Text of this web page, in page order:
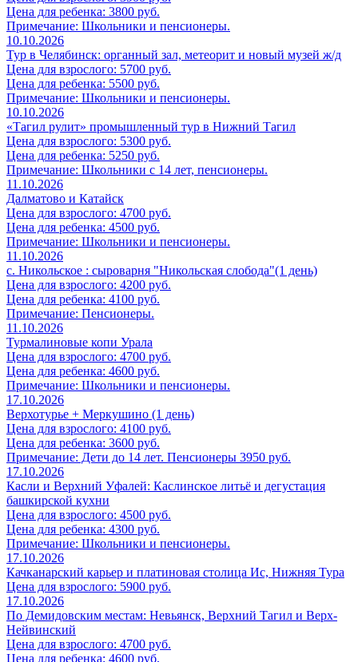
Цена для ребенка: 3800 руб.
Примечание: Школьники и пенсионеры.
10.10.2026
Тур в Челябинск: органный зал, метеорит и новый музей ж/д
Цена для взрослого: 5700 руб.
Цена для ребенка: 5500 руб.
Примечание: Школьники и пенсионеры.
10.10.2026
«Тагил рулит» промышленный тур в Нижний Тагил
Цена для взрослого: 5300 руб.
Цена для ребенка: 5250 руб.
Примечание: Школьники с 14 лет, пенсионеры.
11.10.2026
Далматово и Катайск
Цена для взрослого: 4700 руб.
Цена для ребенка: 4500 руб.
Примечание: Школьники и пенсионеры.
11.10.2026
с. Никольское : сыроварня "Никольская слобода"(1 день)
Цена для взрослого: 4200 руб.
Цена для ребенка: 4100 руб.
Примечание: Пенсионеры.
11.10.2026
Турмалиновые копи Урала
Цена для взрослого: 4700 руб.
Цена для ребенка: 4600 руб.
Примечание: Школьники и пенсионеры.
17.10.2026
Верхотурье + Меркушино (1 день)
Цена для взрослого: 4100 руб.
Цена для ребенка: 3600 руб.
Примечание: Дети до 14 лет. Пенсионеры 3950 руб.
17.10.2026
Касли и Верхний Уфалей: Каслинское литьё и дегустация
башкирской кухни
Цена для взрослого: 4500 руб.
Цена для ребенка: 4300 руб.
Примечание: Школьники и пенсионеры.
17.10.2026
Качканарский карьер и платиновая столица Ис, Нижняя Тура
Цена для взрослого: 5900 руб.
17.10.2026
По Демидовским местам: Невьянск, Верхний Тагил и Верх-
Нейвинский
Цена для взрослого: 4700 руб.
Цена для ребенка: 4600 руб.